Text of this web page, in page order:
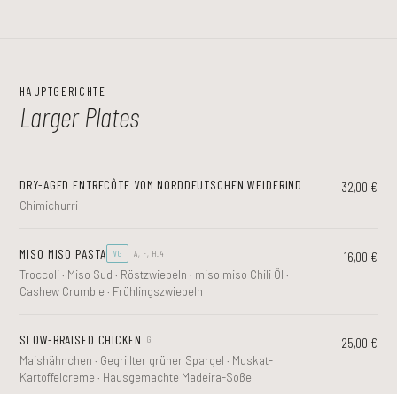
HAUPTGERICHTE
Larger Plates
DRY-AGED ENTRECÔTE VOM NORDDEUTSCHEN WEIDERIND
Chimichurri
32,00 €
MISO MISO PASTA VG A, F, H.4
Troccoli · Miso Sud · Röstzwiebeln · miso miso Chili Öl ·
Cashew Crumble · Frühlingszwiebeln
16,00 €
SLOW-BRAISED CHICKEN G
Maishähnchen · Gegrillter grüner Spargel · Muskat-
Kartoffelcreme · Hausgemachte Madeira-Soße
25,00 €